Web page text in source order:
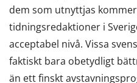
dem som utnyttjas
tidningsredaktioner i
acceptabel nivå. Vissa
faktiskt bara obetydligt
än ett finskt